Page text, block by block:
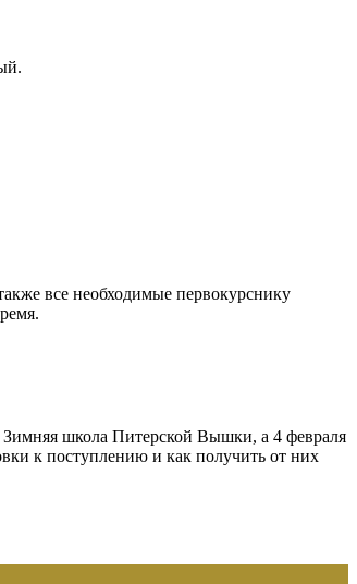
все необходимые первокурснику
школа Питерской Вышки, а 4 февраля
к поступлению и как получить от них